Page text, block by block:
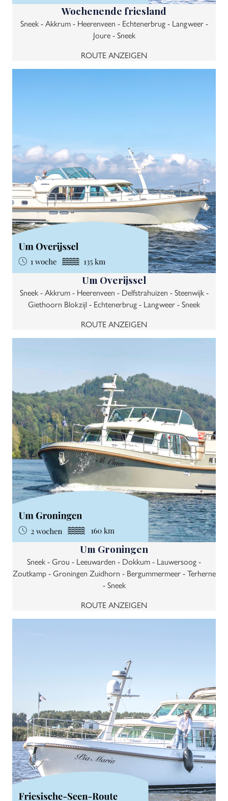
Wochenende friesland
Sneek - Akkrum - Heerenveen - Echtenerbrug - Langweer -
Joure - Sneek
ROUTE ANZEIGEN
Um Overijssel
Sneek - Akkrum - Heerenveen - Delfstrahuizen - Steenwijk -
Giethoorn Blokzijl - Echtenerbrug - Langweer - Sneek
ROUTE ANZEIGEN
Um Groningen
Sneek - Grou - Leeuwarden - Dokkum - Lauwersoog -
Zoutkamp - Groningen Zuidhorn - Bergummermeer - Terherne
- Sneek
ROUTE ANZEIGEN